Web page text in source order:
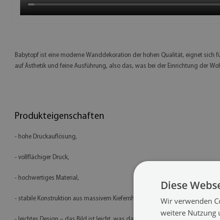
Babytopf ist eine moderne Wanddekoration der hohen Qualität, eignet
auf Ästhetik und feine Ausführung, also das, was bei der Einrichtung der
Produkteigenschaften
- hohe Druckauflösung,
- vollflächiger Druck,
- hochwertiges Material,
- stabile Konstruktion aus massivem Kiefernholz (2 cm),
Diese
Wir verwenden
weitere Nutzung